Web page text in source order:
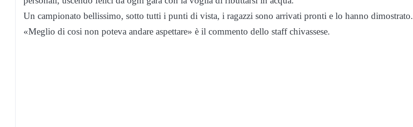
Un campionato bellissimo, sotto tutti i punti di vista, i ragazzi sono arrivati pronti e lo hanno dimostrato.
«Meglio di cosi non poteva andare aspettare» è il commento dello staff chivassese.